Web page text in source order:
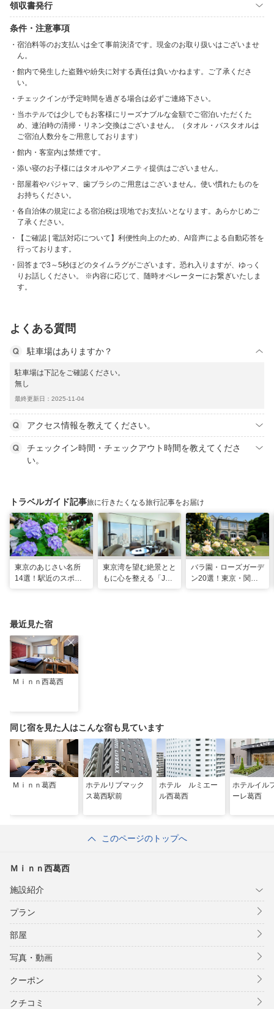
領収書発行
条件・注意事項
宿泊料等のお支払いは全て事前決済です。現金のお取り扱いはございませ
ん。
館内で発生した盗難や紛失に対する責任は負いかねます。ご了承くださ
い。
チェックインが予定時間を過ぎる場合は必ずご連絡下さい。
当ホテルでは少しでもお客様にリーズナブルな金額でご宿泊いただくた
め、連泊時の清掃・リネン交換はございません。（タオル・バスタオルは
ご宿泊人数分をご用意しております）
館内・客室内は禁煙です。
添い寝のお子様にはタオルやアメニティ提供はございません。
部屋着やパジャマ、歯ブラシのご用意はございません。使い慣れたものを
お持ちください。
各自治体の規定による宿泊税は現地でお支払いとなります。あらかじめご
了承ください。
【ご確認 | 電話対応について】利便性向上のため、AI音声による自動応答を
行っております。
回答まで3～5秒ほどのタイムラグがございます。恐れ入りますが、ゆっく
りお話しください。 ※内容に応じて、随時オペレーターにお繋ぎいたしま
す。
よくある質問
駐車場はありますか？
駐車場は下記をご確認ください。
無し
最終更新日：2025-11-04
アクセス情報を教えてください。
チェックイン時間・チェックアウト時間を教えてくださ
い。
トラベルガイド記事旅に行きたくなる旅行記事をお届け
東京のあじさい名所
14選！駅近のスポッ
東京湾を望む絶景とと
もに心を整える「JW
バラ園・ローズガーデ
ン20選！東京・関東
最近見た宿
Ｍｉｎｎ西葛西
同じ宿を見た人はこんな宿も見ています
Ｍｉｎｎ葛西
ホテルリブマック
ス葛西駅前
ホテル ルミエー
ル西葛西
ホテルイル
ーレ葛西
このページのトップへ
Ｍｉｎｎ西葛西
施設紹介
プラン
部屋
写真・動画
クーポン
クチコミ